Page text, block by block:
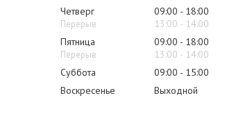
Четверг
09:00
18:00
13:00
14:00
Пятница
09:00
18:00
13:00
14:00
Суббота
09:00
15:00
Воскресенье
Выходной